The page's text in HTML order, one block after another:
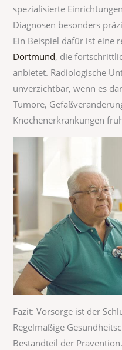
spezialisierte
Diagnosen besonders
Ein Beispiel dafür ist eine
Dortmund, die
anbietet. Radiologische
unverzichtbar, wenn es
Tumore,
Knochenerkrankungen
Fazit: Vorsorge ist der
Regelmäßige
Bestandteil der